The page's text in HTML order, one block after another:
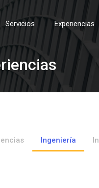
Servicios Experiencias
Ingeniería